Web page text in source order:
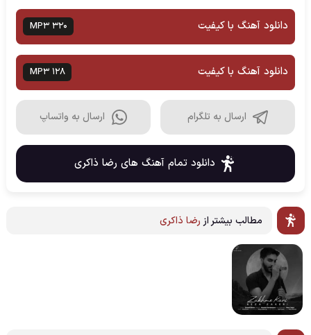
دانلود آهنگ با کیفیت MP3 320
دانلود آهنگ با کیفیت MP3 128
ارسال به تلگرام ارسال به واتساپ
دانلود تمام آهنگ های رضا ذاکری
مطالب بیشتر از رضا ذاکری